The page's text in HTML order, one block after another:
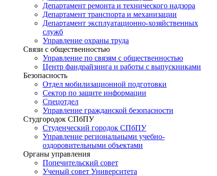
Департамент ремонта и технического надзора
Департамент транспорта и механизации
Департамент эксплуатационно-хозяйственных
служб
Управление охраны труда
Связи с общественностью
Управление по связям с общественностью
Центр фандрайзинга и работы с выпускниками
Безопасность
Отдел мобилизационной подготовки
Сектор по защите информации
Спецотдел
Управление гражданской безопасности
Студгородок СПбПУ
Студенческий городок СПбПУ
Управление региональными учебно-
оздоровительными объектами
Органы управления
Попечительский совет
Ученый совет Университета